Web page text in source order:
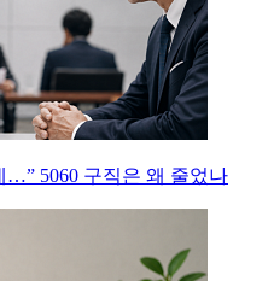
…” 5060 구직은 왜 줄었나